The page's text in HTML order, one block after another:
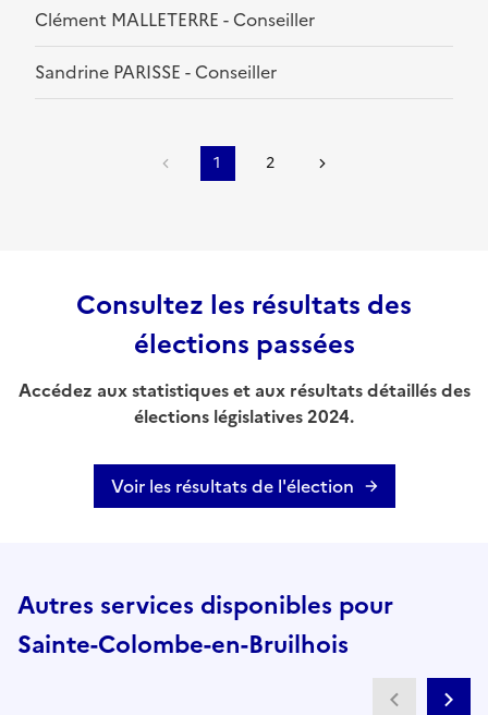
Clément MALLETERRE - Conseiller
Sandrine PARISSE - Conseiller
1 2
Consultez les résultats des
élections passées
Accédez aux statistiques et aux résultats détaillés des
élections législatives 2024.
Voir les résultats de l'élection
Autres services disponibles pour
Sainte-Colombe-en-Bruilhois